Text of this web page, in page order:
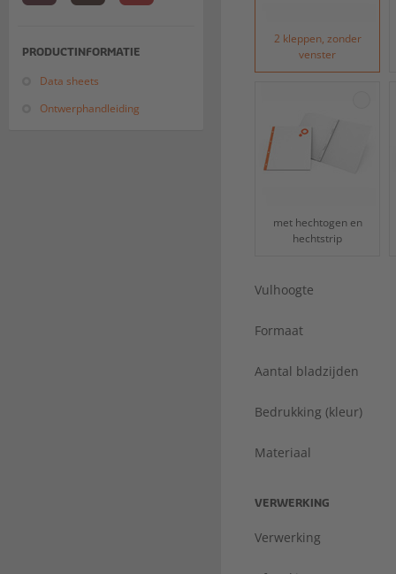
PRODUCTINFORMATIE
Data sheets
Ontwerphandleiding
2 kleppen, zonder
venster
met hechtogen en
hechtstrip
Vulhoogte
Formaat
Aantal bladzijden
Bedrukking (kleur)
Materiaal
VERWERKING
Verwerking